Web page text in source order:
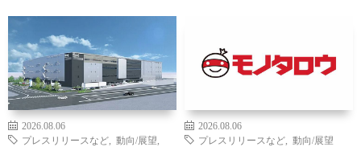
2026.08.06
プレスリリースなど
動向/展望
2026.08.06
プレスリリースなど
動向/展望